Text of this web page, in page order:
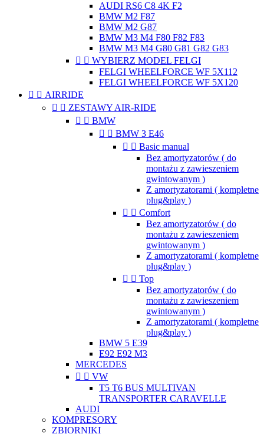
AUDI RS6 C8 4K F2
BMW M2 F87
BMW M2 G87
BMW M3 M4 F80 F82 F83
BMW M3 M4 G80 G81 G82 G83
  WYBIERZ MODEL FELGI
FELGI WHEELFORCE WF 5X112
FELGI WHEELFORCE WF 5X120
  AIRRIDE
  ZESTAWY AIR-RIDE
  BMW
  BMW 3 E46
  Basic manual
Bez amortyzatorów ( do
montażu z zawieszeniem
gwintowanym )
Z amortyzatorami ( kompletne
plug&play )
  Comfort
Bez amortyzatorów ( do
montażu z zawieszeniem
gwintowanym )
Z amortyzatorami ( kompletne
plug&play )
  Top
Bez amortyzatorów ( do
montażu z zawieszeniem
gwintowanym )
Z amortyzatorami ( kompletne
plug&play )
BMW 5 E39
E92 E92 M3
MERCEDES
  VW
T5 T6 BUS MULTIVAN
TRANSPORTER CARAVELLE
AUDI
KOMPRESORY
ZBIORNIKI